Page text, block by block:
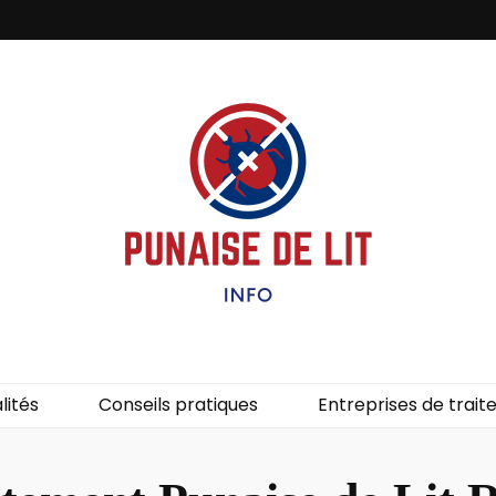
Conseils pratiques Entreprises de